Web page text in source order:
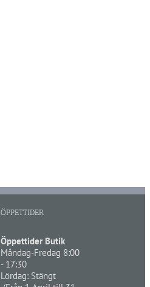
ÖPPETTIDER
Öppettider Butik
Måndag-Fredag 8:00
- 17:30
Lördag: Stängt